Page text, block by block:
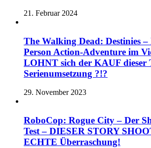
21. Februar 2024
The Walking Dead: Destinies
Person Action-Adventure im
LOHNT sich der KAUF dieser
Serienumsetzung ?!?
29. November 2023
RoboCop: Rogue City – Der
Test – DIESER STORY
ECHTE Überraschung!